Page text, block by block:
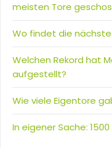
meisten Tore
Wo findet die
Welchen Rekord hat
aufgestellt?
Wie viele Eigentore
In eigener Sache: